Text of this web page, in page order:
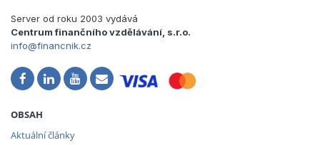
Server od roku 2003 vydává
Centrum finančního vzdělávání, s.r.o.
info@financnik.cz
OBSAH
Aktuální články